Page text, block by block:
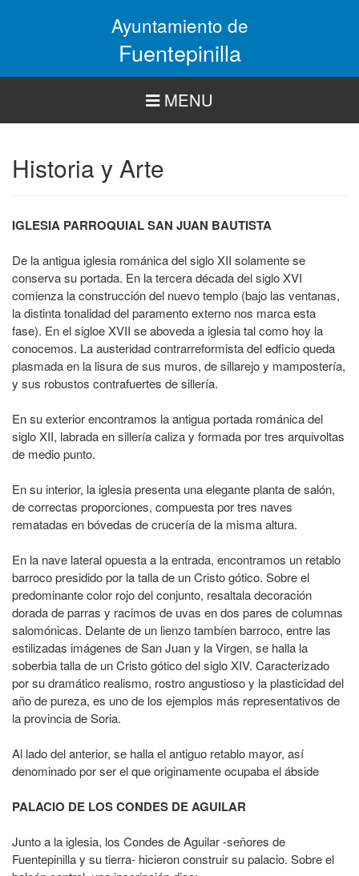
Ayuntamiento de
Fuentepinilla
MENU
Historia y Arte
IGLESIA PARROQUIAL SAN JUAN BAUTISTA
De la antigua iglesia románica del siglo XII solamente se
conserva su portada. En la tercera década del siglo XVI
comienza la construcción del nuevo templo (bajo las ventanas,
la distinta tonalidad del paramento externo nos marca esta
fase). En el sigloe XVII se aboveda a iglesia tal como hoy la
conocemos. La austeridad contrarreformista del edficio queda
plasmada en la lisura de sus muros, de sillarejo y mampostería,
y sus robustos contrafuertes de sillería.
En su exterior encontramos la antigua portada románica del
siglo XII, labrada en sillería caliza y formada por tres arquivoltas
de medio punto.
En su interior, la iglesia presenta una elegante planta de salón,
de correctas proporciones, compuesta por tres naves
rematadas en bóvedas de crucería de la misma altura.
En la nave lateral opuesta a la entrada, encontramos un retablo
barroco presidido por la talla de un Cristo gótico. Sobre el
predominante color rojo del conjunto, resaltala decoración
dorada de parras y racimos de uvas en dos pares de columnas
salomónicas. Delante de un lienzo tambíen barroco, entre las
estilizadas imágenes de San Juan y la Virgen, se halla la
soberbia talla de un Cristo gótico del siglo XIV. Caracterizado
por su dramático realismo, rostro angustioso y la plasticidad del
año de pureza, es uno de los ejemplos más representativos de
la provincia de Soria.
Al lado del anterior, se halla el antiguo retablo mayor, así
denominado por ser el que originamente ocupaba el ábside
PALACIO DE LOS CONDES DE AGUILAR
Junto a la iglesia, los Condes de Aguilar -señores de
Fuentepinilla y su tierra- hicieron construir su palacio. Sobre el